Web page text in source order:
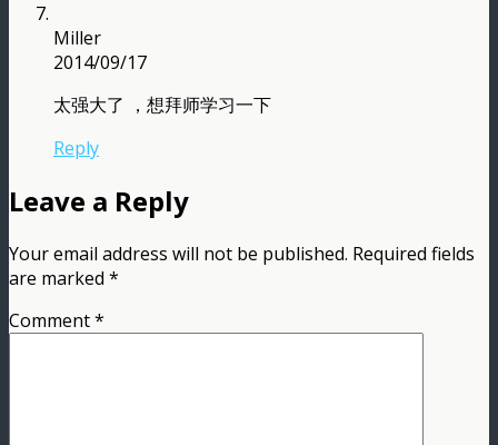
Miller
2014/09/17
太强大了 ，想拜师学习一下
Reply
Leave a Reply
Your email address will not be published. Required fields
are marked *
Comment*